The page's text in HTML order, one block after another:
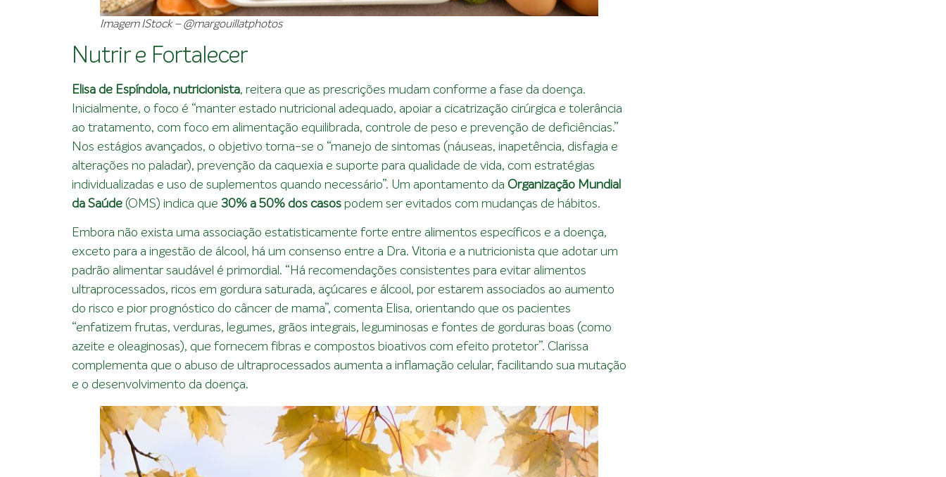
Imagem IStock –@margouillatphotos
Nutrir e Fortalecer
Elisa de Espíndola, nutricionista, reitera que as prescrições mudam conforme a fase da doença.
Inicialmente, o foco é “manter estado nutricional adequado, apoiar a cicatrização cirúrgica e tolerância
ao tratamento, com foco em alimentação equilibrada, controle de peso e prevenção de deficiências.”
Nos estágios avançados, o objetivo torna-se o “manejo de sintomas (náuseas, inapetência, disfagia e
alterações no paladar), prevenção da caquexia e suporte para qualidade de vida, com estratégias
individualizadas e uso de suplementos quando necessário”. Um apontamento da Organização Mundial
da Saúde (OMS) indica que 30% a 50% dos casos podem ser evitados com mudanças de hábitos.
Embora não exista uma associação estatisticamente forte entre alimentos específicos e a doença,
exceto para a ingestão de álcool, há um consenso entre a Dra. Vitoria e a nutricionista que adotar um
padrão alimentar saudável é primordial. “Há recomendações consistentes para evitar alimentos
ultraprocessados, ricos em gordura saturada, açúcares e álcool, por estarem associados ao aumento
do risco e pior prognóstico do câncer de mama”, comenta Elisa, orientando que os pacientes
“enfatizem frutas, verduras, legumes, grãos integrais, leguminosas e fontes de gorduras boas (como
azeite e oleaginosas), que fornecem fibras e compostos bioativos com efeito protetor”. Clarissa
complementa que o abuso de ultraprocessados aumenta a inflamação celular, facilitando sua mutação
e o desenvolvimento da doença.